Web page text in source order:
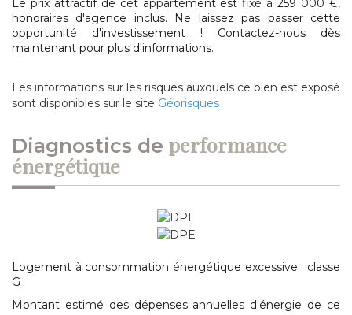
Le prix attractif de cet appartement est fixé à 259 000 €,
honoraires d'agence inclus. Ne laissez pas passer cette
opportunité d'investissement ! Contactez-nous dès
maintenant pour plus d'informations.
Les informations sur les risques auxquels ce bien est exposé
sont disponibles sur le site Géorisques
diagnostics de performance
énergétique
Logement à consommation énergétique excessive : classe
G
Montant estimé des dépenses annuelles d'énergie de ce